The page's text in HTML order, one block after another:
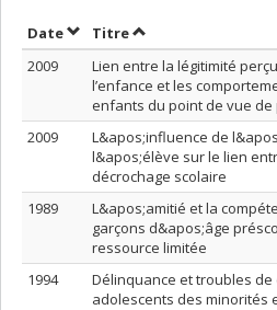
DateTrier par date en ordre
TitreTrier par titre en
2009
Lien entre la légitimité
l’enfance et les
enfants du point de vue
2009
L&apos;influence de
l&apos;élève sur le lien
décrochage scolaire
1989
L&apos;amitié et la
garçons d&apos;âge
ressource limitée
1994
Délinquance et troubles
adolescents des minorités